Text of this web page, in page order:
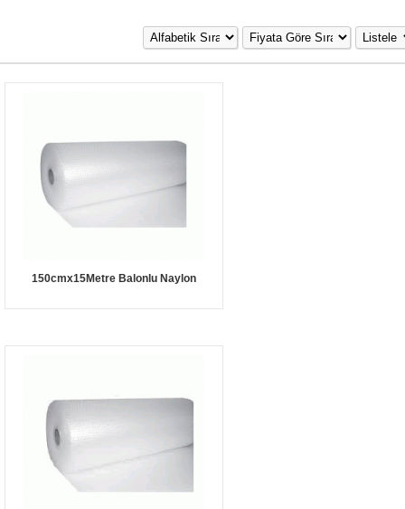
150cmx15Metre Balonlu Naylon